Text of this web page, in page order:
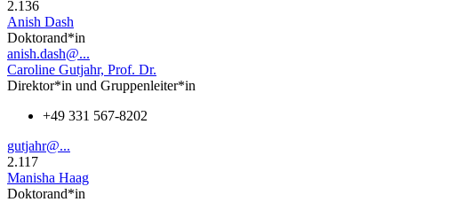
2.136
Anish Dash
Doktorand*in
anish.dash@...
Caroline Gutjahr, Prof. Dr.
Direktor*in und Gruppenleiter*in
+49 331 567-8202
gutjahr@...
2.117
Manisha Haag
Doktorand*in